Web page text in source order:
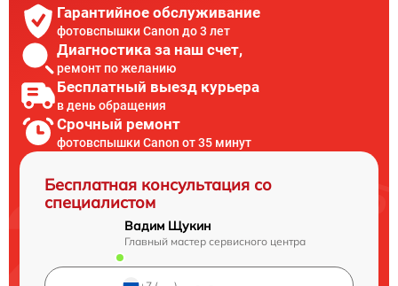
Гарантийное обслуживание
фотовспышки Canon до 3 лет
Диагностика за наш счет,
ремонт по желанию
Бесплатный выезд курьера
в день обращения
Срочный ремонт
фотовспышки Canon от 35 минут
Бесплатная консультация со
специалистом
Вадим Щукин
Главный мастер сервисного центра